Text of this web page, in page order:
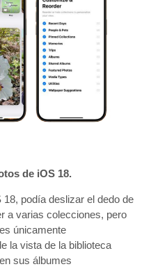
de iOS 18.
podía deslizar el dedo de
a varias colecciones, pero
únicamente
la vista de la biblioteca
sus álbumes